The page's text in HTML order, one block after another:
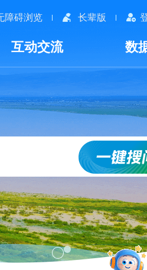
障碍浏览 长辈版
互动交流 数